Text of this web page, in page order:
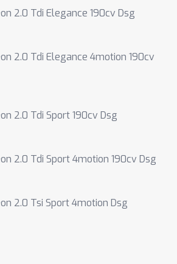
2.0 Tdi Elegance 190cv Dsg
2.0 Tdi Elegance 4motion 190cv
2.0 Tdi Sport 190cv Dsg
2.0 Tdi Sport 4motion 190cv Dsg
2.0 Tsi Sport 4motion Dsg